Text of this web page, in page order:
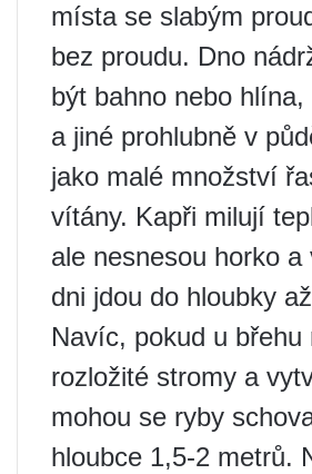
místa se slabým
bez proudu. Dno
být bahno nebo
a jiné prohlubně v
jako malé množství
vítány. Kapři milují
ale nesnesou horko a
dni jdou do hloubky
Navíc, pokud u břehu
rozložité stromy a
mohou se ryby
hloubce 1,5-2 metrů.